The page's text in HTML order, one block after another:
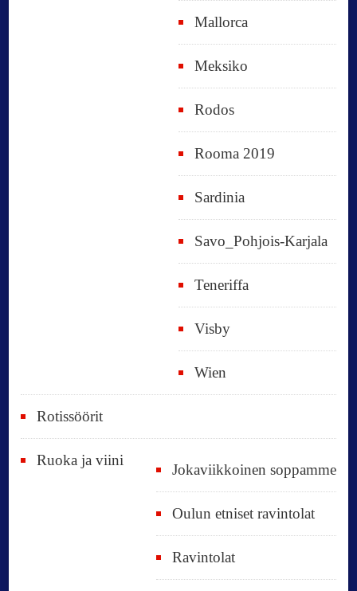
Mallorca
Meksiko
Rodos
Rooma 2019
Sardinia
Savo_Pohjois-Karjala
Teneriffa
Visby
Wien
Rotissöörit
Ruoka ja viini
Jokaviikkoinen soppamme
Oulun etniset ravintolat
Ravintolat